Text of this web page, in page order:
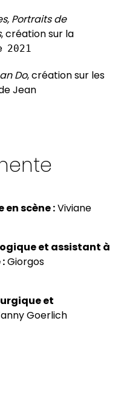
Portraits de
, création sur la
2021
Do, création sur les
Jean
en scène :Viviane
et assistant à
Giorgos
et
Goerlich